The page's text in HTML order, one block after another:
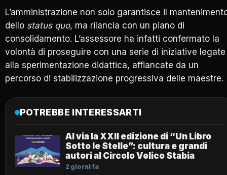
L’amministrazione non solo garantisce il
dello status quo, ma rilancia con un piano di
consolidamento. L’assessore ha infatti confermato la
volontà di proseguire con una serie di iniziative legate
alla sperimentazione didattica, affiancate da un
percorso di stabilizzazione progressiva delle maestre.
POTREBBE INTERESSARTI
Al via la XXII edizione di “Un Libro
Sotto le Stelle”: cultura e grandi
autori al Circolo Velico Stabia
2 giorni fa